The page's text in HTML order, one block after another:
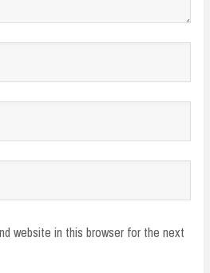
website in this browser for the next